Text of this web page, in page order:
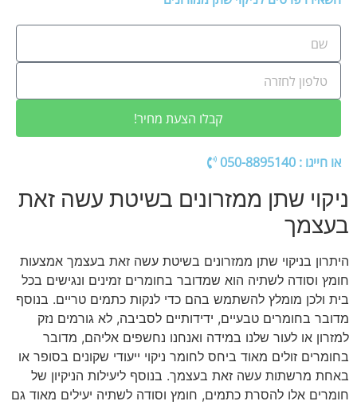
קבלו הצעת מחיר!
או חייגו : 050-8895140
ניקוי שתן ממזרונים בשיטת עשה זאת
בעצמך
היתרון בניקוי שתן ממזרונים בשיטת עשה זאת בעצמך אמצעות
חומץ וסודה לשתיה הוא שמדובר בחומרים זמינים ונגישים בכל
בית ולכן מומלץ להשתמש בהם כדי לנקות כתמים טריים. בנוסף
מדובר בחומרים טבעיים, ידידותיים לסביבה, לא גורמים נזק
למזרון או לעור שלנו במידה ואנחנו נחשפים אליהם, מדובר
בחומרים זולים מאוד ביחס לחומר ניקוי ייעודי שקונים בסופר או
באחת מרשתות עשה זאת בעצמך. בנוסף ליעילות הניקיון של
חומרים אלו להסרת כתמים, חומץ וסודה לשתיה יעילים מאוד גם